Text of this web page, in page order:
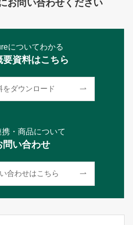
お問い合わせください
についてわかる
要資料はこちら
をダウンロード
・商品について
問い合わせ
合わせはこちら